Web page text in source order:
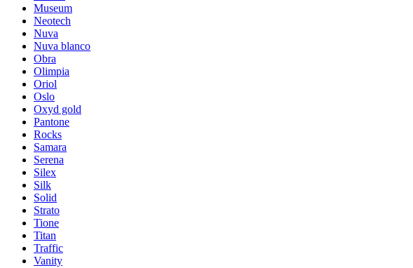
Museum
Neotech
Nuva
Nuva blanco
Obra
Olimpia
Oriol
Oslo
Oxyd gold
Pantone
Rocks
Samara
Serena
Silex
Silk
Solid
Strato
Tione
Titan
Traffic
Vanity